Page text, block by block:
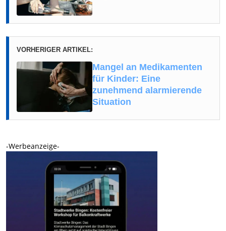
VORHERIGER ARTIKEL:
Mangel an Medikamenten
für Kinder: Eine
zunehmend alarmierende
Situation
-Werbeanzeige-